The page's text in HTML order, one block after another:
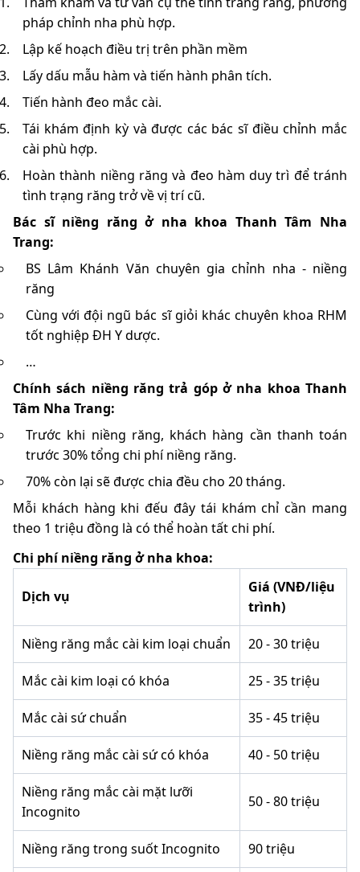
pháp chỉnh nha phù hợp.
Lập kế hoạch điều trị trên phần mềm
Lấy dấu mẫu hàm và tiến hành phân tích.
Tiến hành đeo mắc cài.
Tái khám định kỳ và được các bác sĩ điều chỉnh mắc
cài phù hợp.
Hoàn thành niềng răng và đeo hàm duy trì để tránh
tình trạng răng trở về vị trí cũ.
Bác sĩ niềng răng ở nha khoa Thanh Tâm Nha
Trang:
BS Lâm Khánh Văn chuyên gia chỉnh nha - niềng
răng
Cùng với đội ngũ bác sĩ giỏi khác chuyên khoa RHM
tốt nghiệp ĐH Y dược.
…
Chính sách niềng răng trả góp ở nha khoa Thanh
Tâm Nha Trang:
Trước khi niềng răng, khách hàng cần thanh toán
trước 30% tổng chi phí niềng răng.
70% còn lại sẽ được chia đều cho 20 tháng.
Mỗi khách hàng khi đếu đây tái khám chỉ cần mang
theo 1 triệu đồng là có thể hoàn tất chi phí.
Chi phí niềng răng ở nha khoa:
Dịch vụ
Giá (VNĐ/liệu
trình)
Niềng răng mắc cài kim loại chuẩn 20 - 30 triệu
Mắc cài kim loại có khóa 25 - 35 triệu
Mắc cài sứ chuẩn 35 - 45 triệu
Niềng răng mắc cài sứ có khóa 40 - 50 triệu
Niềng răng mắc cài mặt lưỡi
Incognito
50 - 80 triệu
Niềng răng trong suốt Incognito 90 triệu